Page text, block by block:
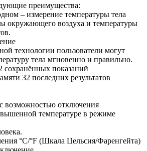
преимущества:
– измерение температуры тела
окружающего воздуха и температуры
технологии пользователи могут
тела мгновенно и правильно.
сохранённых показаний
32 последних результатов
возможностью отключения
температуре в режиме
°С/°F (Шкала Цельсия/Фаренгейта)